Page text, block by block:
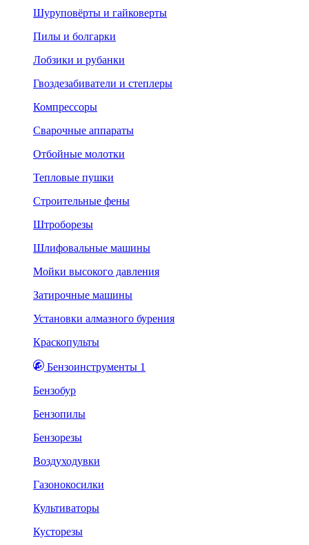
Шуруповёрты и гайковерты
Пилы и болгарки
Лобзики и рубанки
Гвоздезабиватели и степлеры
Компрессоры
Сварочные аппараты
Отбойные молотки
Тепловые пушки
Строительные фены
Штроборезы
Шлифовальные машины
Мойки высокого давления
Затирочные машины
Установки алмазного бурения
Краскопульты
Бензоинструменты 1
Бензобур
Бензопилы
Бензорезы
Воздуходувки
Газонокосилки
Культиваторы
Кусторезы